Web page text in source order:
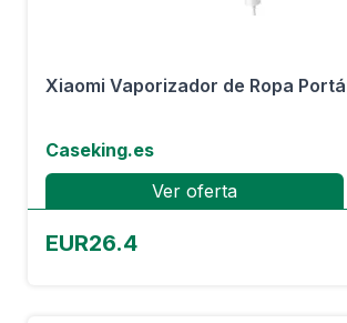
Xiaomi Vaporizador de Ropa
Caseking.es
Ver oferta
EUR26.4